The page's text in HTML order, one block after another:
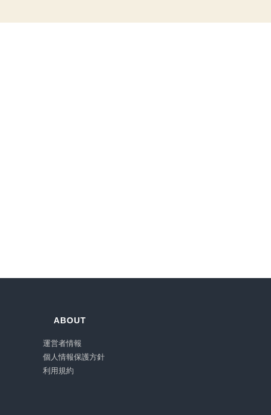
ABOUT
運営者情報
個人情報保護方針
利用規約